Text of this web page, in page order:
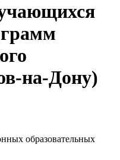
на-Дону)
образовательных